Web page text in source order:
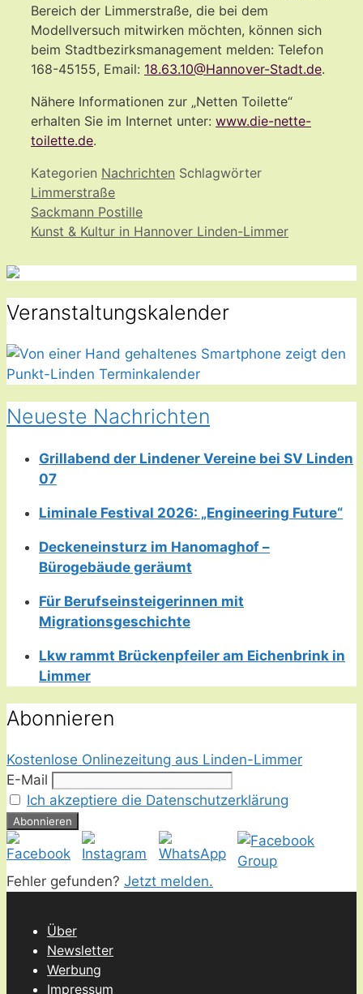
Bereich der Limmerstraße, die bei dem
Modellversuch mitwirken möchten, können sich
beim Stadtbezirksmanagement melden: Telefon
168-45155, Email: 18.63.10@Hannover-Stadt.de.
Nähere Informationen zur „Netten Toilette“
erhalten Sie im Internet unter: www.die-nette-
toilette.de.
Kategorien Nachrichten Schlagwörter
Limmerstraße
Sackmann Postille
Kunst & Kultur in Hannover Linden-Limmer
Veranstaltungskalender
Neueste Nachrichten
Grillabend der Lindener Vereine bei SV Linden
07
Liminale Festival 2026: „Engineering Future“
Deckeneinsturz im Hanomaghof –
Bürogebäude geräumt
Für Berufseinsteigerinnen mit
Migrationsgeschichte
Lkw rammt Brückenpfeiler am Eichenbrink in
Limmer
Abonnieren
Kostenlose Onlinezeitung aus Linden-Limmer
E-Mail
Ich akzeptiere die Datenschutzerklärung
Fehler gefunden? Jetzt melden.
Über
Newsletter
Werbung
Impressum